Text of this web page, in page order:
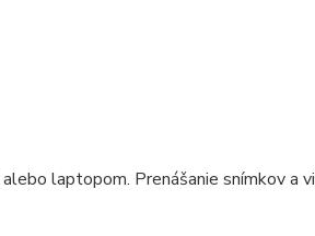
laptopom. Prenášanie snímkov a